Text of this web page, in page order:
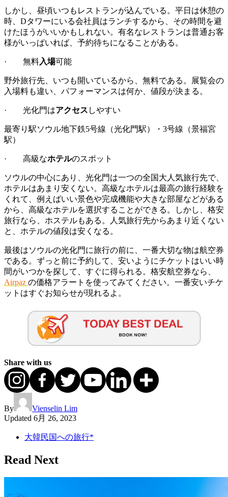
しかし、昼頃いつもレストランが込んでいる。平日は休憩の
時、Dタワーにいる会社員はランチするから、その時間を避
けたほうがいいかもしれない。有名なレストランは普通お客
様がいっぱいれば、予約待ちになることがある。
· 無料入場可能
野外旅行先、いつも開いているから、無料である。展覧会の
入場料も違い、パフォーマンスは何か、値段が決まる。
· 光化門はアクセス しやすい
最寄り駅ソウル地下鉄5号線（光化門駅）・3号線（景福宮
駅）
· 高級なホテルのスポット
ソウルの中心にあり、光化門は一つの全国大人気旅行先で、
ホテルはあまり安くない。高級なホテルは最高の旅行経験を
くれて、例えばいい景色や完成機能や大きな部屋などがある
から、高級なホテルを選択することができる。しかし、格安
旅行なら、ホステルもある。人気旅行先からあまり近くない
と、ホテルの値段は安くなる。
最後はソウルの光化門に旅行の前に、一番大切な物は航空券
である。ずっと前に予約して、安いようにチケットはいい時
間がいつかを探して、すぐに得られる。格安航空券なら、
Airpaz の価格アラートを使ってみてください。一番安いチケ
ットはすぐお知らせが現れるよ。
Share with us
By
Vienselin Lim
Updated 6月 26, 2023
大韓民国への旅行*
Read Next